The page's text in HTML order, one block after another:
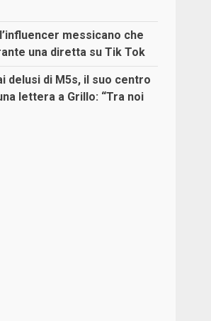
messicano che
una diretta su Tik Tok
delusi di M5s, il suo centro
lettera a Grillo: “Tra noi